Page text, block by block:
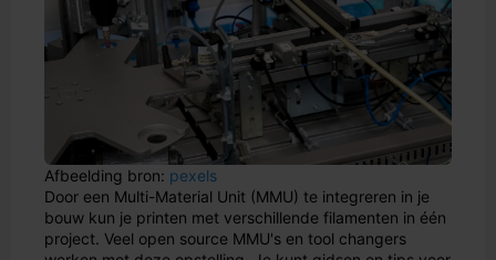
Afbeelding bron: pexels
Door een Multi-Material Unit (MMU) te integreren in je
bouw kun je printen met verschillende filamenten in één
project. Veel open source MMU's en tool changers